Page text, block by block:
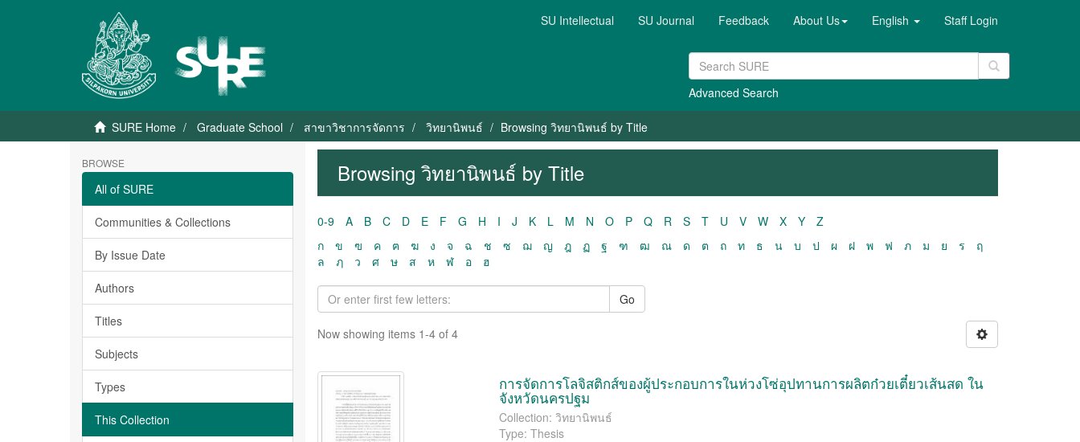
SU Intellectual SU Journal Feedback About Us English Staff Login
Advanced Search
SURE Home Graduate School สาขาวิชาการจัดการ วิทยานิพนธ์ Browsing วิทยานิพนธ์ by Title
BROWSE
All of SURE
Communities & Collections
By Issue Date
Authors
Titles
Subjects
Types
This Collection
Browsing วิทยานิพนธ์ by Title
0-9 A B C D E F G H I J K L M N O P Q R S T U V W X Y
Z
ก
ข ฃ ค ฅ ฆ ง จ ฉ ช ซ ฌ ญ ฎ ฏ ฐ ฑ ฒ ณ ด ต ถ ท ธ น บ ป ผ ฝ พ ฟ ภ ม ย ร
ฤ
ล
ฦ ว ศ ษ ส ห ฬ อ ฮ
Go
Now showing items 1-4 of 4
การจัดการโลจิสติกส์ของผู้ประกอบการในห่วงโซ่อุปทานการผลิตก๋วยเตี๋ยวเส้นสด ใน
จังหวัดนครปฐม
Collection: วิทยานิพนธ์
Type: Thesis